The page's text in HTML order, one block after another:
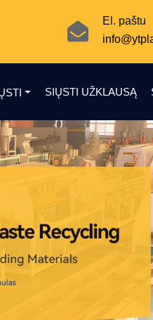
El. paštu
SIŲSTI UŽKLAUSĄ